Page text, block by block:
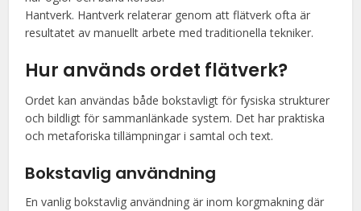
Hantverk. Hantverk relaterar genom att flätverk ofta är
resultatet av manuellt arbete med traditionella tekniker.
Hur används ordet flätverk?
Ordet kan användas både bokstavligt för fysiska strukturer
och bildligt för sammanlänkade system. Det har praktiska
och metaforiska tillämpningar i samtal och text.
Bokstavlig användning
En vanlig bokstavlig användning är inom korgmakning där